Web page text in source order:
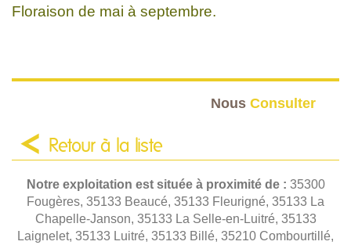
Floraison de mai à septembre.
Nous Consulter
Retour à la liste
Notre exploitation est située à proximité de : 35300
Fougères, 35133 Beaucé, 35133 Fleurigné, 35133 La
Chapelle-Janson, 35133 La Selle-en-Luitré, 35133
Laignelet, 35133 Luitré, 35133 Billé, 35210 Combourtillé,